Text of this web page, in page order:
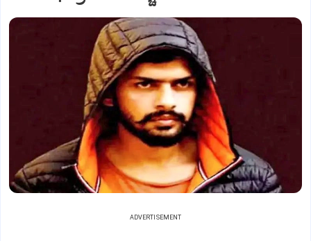
ADVERTISEMENT